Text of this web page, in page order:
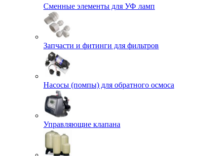
Сменные элементы для УФ ламп
Запчасти и фитинги для фильтров
Насосы (помпы) для обратного осмоса
Управляющие клапана